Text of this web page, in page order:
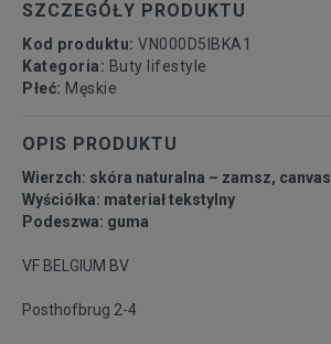
SZCZEGÓŁY PRODUKTU
Kod produktu: VN000D5IBKA1
Kategoria: Buty lifestyle
Płeć: Męskie
OPIS PRODUKTU
Wierzch: skóra naturalna – zamsz, canvas
Wyściółka: materiał tekstylny
Podeszwa: guma
VF BELGIUM BV
Posthofbrug 2-4